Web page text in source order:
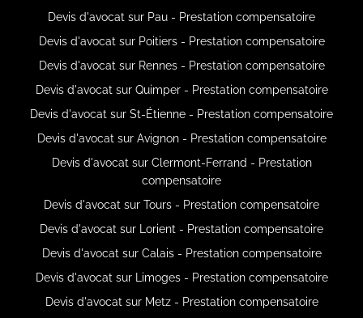
Devis d'avocat sur Pau - Prestation compensatoire
Devis d'avocat sur Poitiers - Prestation compensatoire
Devis d'avocat sur Rennes - Prestation compensatoire
Devis d'avocat sur Quimper - Prestation compensatoire
Devis d'avocat sur St-Étienne - Prestation compensatoire
Devis d'avocat sur Avignon - Prestation compensatoire
Devis d'avocat sur Clermont-Ferrand - Prestation
compensatoire
Devis d'avocat sur Tours - Prestation compensatoire
Devis d'avocat sur Lorient - Prestation compensatoire
Devis d'avocat sur Calais - Prestation compensatoire
Devis d'avocat sur Limoges - Prestation compensatoire
Devis d'avocat sur Metz - Prestation compensatoire